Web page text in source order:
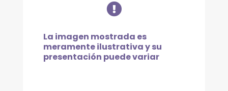
VIDRIO
DE
4

La imagen mostrada es
meramente ilustrativa y su
presentación puede variar